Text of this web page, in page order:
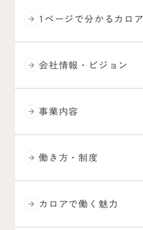
arrow_forward 1ページで分かるカロア
arrow_forward 会社情報・ビジョン
arrow_forward 事業内容
arrow_forward 働き方・制度
arrow_forward カロアで働く魅力